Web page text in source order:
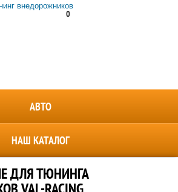
0
АВТО
НАШ КАТАЛОГ
ДЛЯ ТЮНИНГА